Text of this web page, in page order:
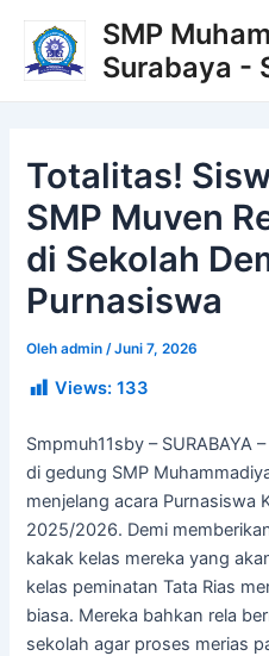
konten
SMP
Surabaya -
Totalitas!
SMP Muven
di Sekolah
Purnasiswa
Olehadmin/Juni 7, 2026
Views: 133
Smpmuh11sby – SURABAYA
di gedung SMP
menjelang acara Purnasiswa
2025/2026. Demi
kakak kelas mereka yang
kelas peminatan Tata Rias
biasa. Mereka bahkan rela
sekolah agar proses merias
navigation